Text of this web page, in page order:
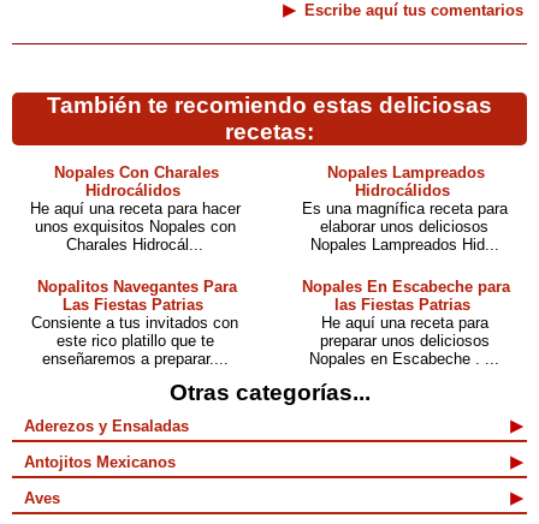
Escribe aquí tus comentarios
También te recomiendo estas deliciosas
recetas:
Nopales Con Charales
Hidrocálidos
He aquí una receta para hacer
unos exquisitos Nopales con
Charales Hidrocál...
Nopales Lampreados
Hidrocálidos
Es una magnífica receta para
elaborar unos deliciosos
Nopales Lampreados Hid...
Nopalitos Navegantes Para
Las Fiestas Patrias
Consiente a tus invitados con
este rico platillo que te
enseñaremos a preparar....
Nopales En Escabeche para
las Fiestas Patrias
He aquí una receta para
preparar unos deliciosos
Nopales en Escabeche . ...
Otras categorías...
Aderezos y Ensaladas
Antojitos Mexicanos
Aves